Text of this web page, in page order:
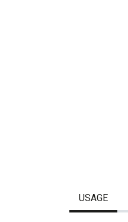
USAGE